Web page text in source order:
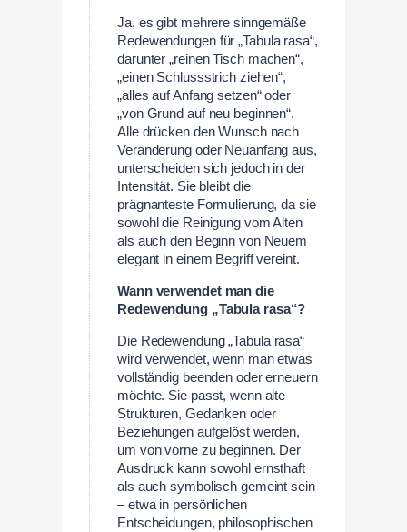
Ja, es gibt mehrere sinngemäße
Redewendungen für „Tabula rasa“,
darunter „reinen Tisch machen“,
„einen Schlussstrich ziehen“,
„alles auf Anfang setzen“ oder
„von Grund auf neu beginnen“.
Alle drücken den Wunsch nach
Veränderung oder Neuanfang aus,
unterscheiden sich jedoch in der
Intensität. Sie bleibt die
prägnanteste Formulierung, da sie
sowohl die Reinigung vom Alten
als auch den Beginn von Neuem
elegant in einem Begriff vereint.
Wann verwendet man die
Redewendung „Tabula rasa“?
Die Redewendung „Tabula rasa“
wird verwendet, wenn man etwas
vollständig beenden oder erneuern
möchte. Sie passt, wenn alte
Strukturen, Gedanken oder
Beziehungen aufgelöst werden,
um von vorne zu beginnen. Der
Ausdruck kann sowohl ernsthaft
als auch symbolisch gemeint sein
– etwa in persönlichen
Entscheidungen, philosophischen